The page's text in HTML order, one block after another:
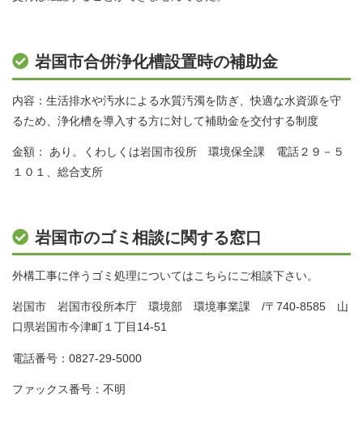
岩国市合併浄化槽設置時の補助金
内容：生活排水や汚水による水質汚濁を防ぎ、快適な水資源を守
るため、浄化槽を導入する方に対して補助金を交付する制度
金額： あり。くわしくは岩国市役所 環境保全課 電話２９－５
１０１、総合支所
岩国市のゴミ相談に関する窓口
外構工事に伴うゴミ処理についてはこちらにご相談下さい。
岩国市 岩国市役所本庁 環境部 環境事業課 /〒740-8585 山
口県岩国市今津町１丁目14-51
電話番号：0827-29-5000
ファックス番号：不明